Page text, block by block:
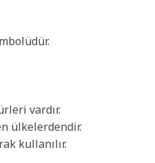
vardır.
ülkelerdendir.
kullanılır.